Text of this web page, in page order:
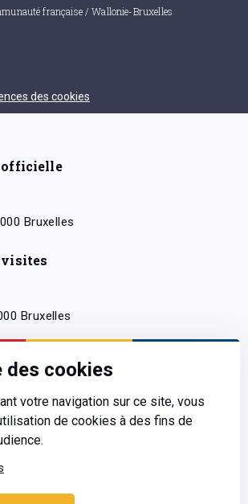
des cookies
votre navigation sur ce site, vous
de cookies à des fins de
française / Wallonie-Bruxelles
des cookies
officielle
Bruxelles
visites
Bruxelles